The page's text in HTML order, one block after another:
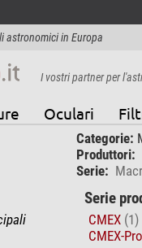
astronomici in Europa
I vostri partner per
Oculari
Categorie:
Produttori:
Serie:
Serie
CMEX (1)
CMEX-Pro